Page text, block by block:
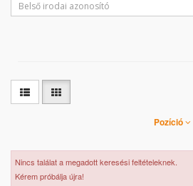
Pozíció
Nincs találat a megadott keresési feltételeknek.
Kérem próbálja újra!